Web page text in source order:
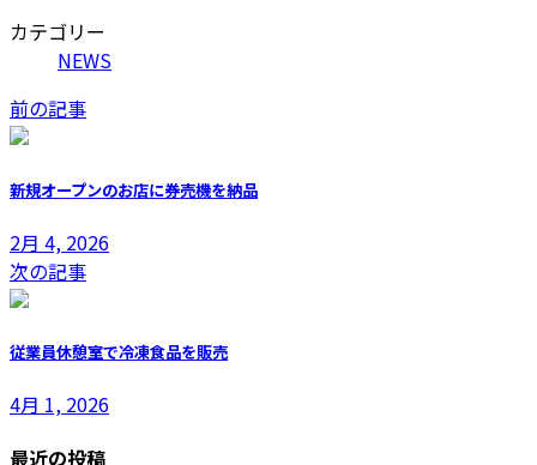
カテゴリー
NEWS
前の記事
新規オープンのお店に券売機を納品
2月 4, 2026
次の記事
従業員休憩室で冷凍食品を販売
4月 1, 2026
最近の投稿